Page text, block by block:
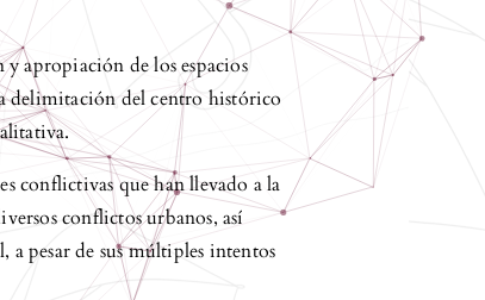
apropiación de los espacios
delimitación del centro histórico
conflictivas que han llevado a la
conflictos urbanos, así
pesar de sus múltiples intentos